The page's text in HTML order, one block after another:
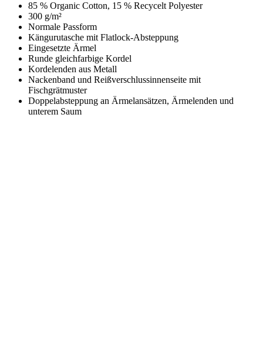
85 % Organic Cotton, 15 % Recycelt Polyester
300 g/m²
Normale Passform
Kängurutasche mit Flatlock-Absteppung
Eingesetzte Ärmel
Runde gleichfarbige Kordel
Kordelenden aus Metall
Nackenband und Reißverschlussinnenseite mit
Fischgrätmuster
Doppelabsteppung an Ärmelansätzen, Ärmelenden und
unterem Saum